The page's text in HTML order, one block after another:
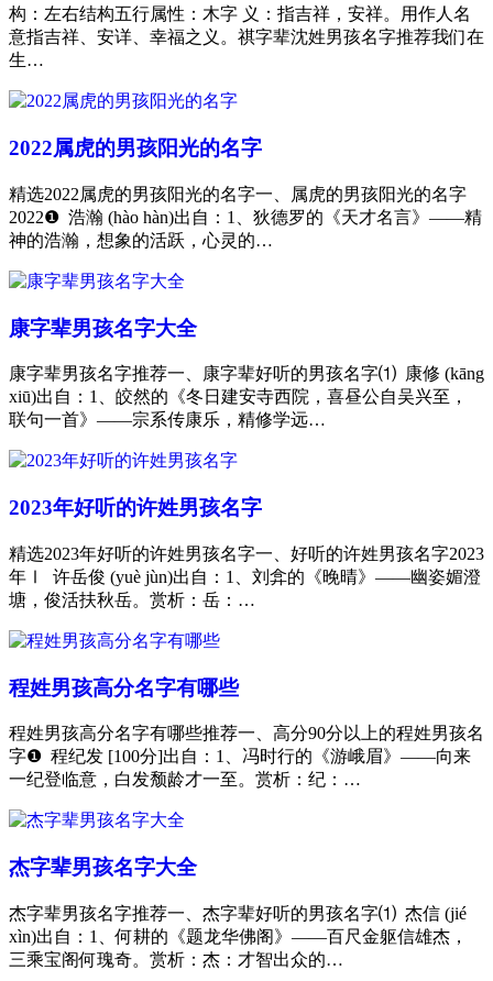
构：左右结构五行属性：木字 义：指吉祥，安祥。用作人名
意指吉祥、安详、幸福之义。祺字辈沈姓男孩名字推荐我们在
生…
2022属虎的男孩阳光的名字
精选2022属虎的男孩阳光的名字一、属虎的男孩阳光的名字
2022❶ 浩瀚 (hào hàn)出自：1、狄德罗的《天才名言》——精
神的浩瀚，想象的活跃，心灵的…
康字辈男孩名字大全
康字辈男孩名字推荐一、康字辈好听的男孩名字⑴ 康修 (kāng
xiū)出自：1、皎然的《冬日建安寺西院，喜昼公自吴兴至，
联句一首》——宗系传康乐，精修学远…
2023年好听的许姓男孩名字
精选2023年好听的许姓男孩名字一、好听的许姓男孩名字2023
年Ⅰ 许岳俊 (yuè jùn)出自：1、刘弇的《晚晴》——幽姿媚澄
塘，俊活扶秋岳。赏析：岳：…
程姓男孩高分名字有哪些
程姓男孩高分名字有哪些推荐一、高分90分以上的程姓男孩名
字❶ 程纪发 [100分]出自：1、冯时行的《游峨眉》——向来
一纪登临意，白发颓龄才一至。赏析：纪：…
杰字辈男孩名字大全
杰字辈男孩名字推荐一、杰字辈好听的男孩名字⑴ 杰信 (jié
xìn)出自：1、何耕的《题龙华佛阁》——百尺金躯信雄杰，
三乘宝阁何瑰奇。赏析：杰：才智出众的…